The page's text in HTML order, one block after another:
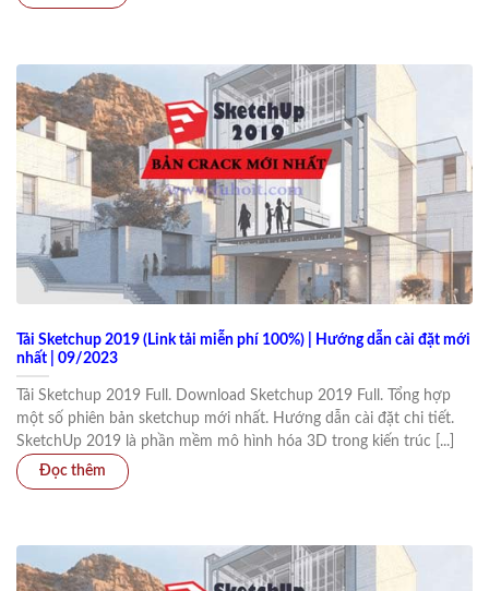
Tải Sketchup 2019 (Link tải miễn phí 100%) | Hướng dẫn cài đặt mới
nhất | 09/2023
Tải Sketchup 2019 Full. Download Sketchup 2019 Full. Tổng hợp
một số phiên bản sketchup mới nhất. Hướng dẫn cài đặt chi tiết.
SketchUp 2019 là phần mềm mô hình hóa 3D trong kiến trúc [...]